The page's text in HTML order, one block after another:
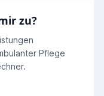
zu?
Pflege